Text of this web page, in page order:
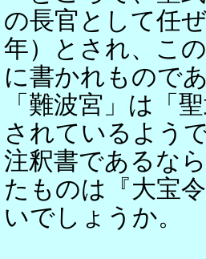
の長官として任
年）とされ、こ
に書かれもので
「難波宮」は「
されているよう
注釈書であるな
たものは『大宝
いでしょうか。